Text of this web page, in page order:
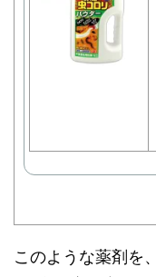
このような薬剤を